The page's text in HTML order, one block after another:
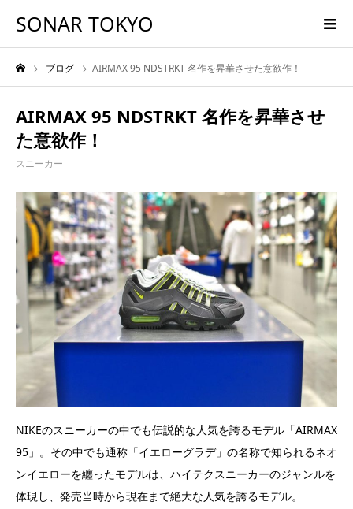
SONAR TOKYO
ブログ AIRMAX 95 NDSTRKT 名作を昇華させた意欲作！
AIRMAX 95 NDSTRKT 名作を昇華させ
た意欲作！
スニーカー
NIKEのスニーカーの中でも伝説的な人気を誇るモデル「AIRMAX
95」。その中でも通称「イエローグラデ」の名称で知られるネオ
ンイエローを纏ったモデルは、ハイテクスニーカーのジャンルを
体現し、発売当時から現在まで絶大な人気を誇るモデル。